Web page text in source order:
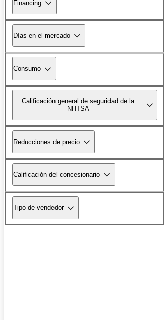
Financing
Días en el mercado
Consumo
Calificación general de seguridad de la
NHTSA
Reducciones de precio
Calificación del concesionario
Tipo de vendedor